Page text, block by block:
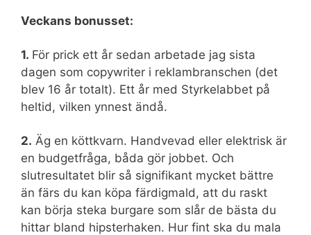
Veckans bonusset:
1. För prick ett år sedan arbetade jag sista
dagen som copywriter i reklambranschen (det
blev 16 år totalt). Ett år med Styrkelabbet på
heltid, vilken ynnest ändå.
2. Äg en köttkvarn. Handvevad eller elektrisk är
en budgetfråga, båda gör jobbet. Och
slutresultatet blir så signifikant mycket bättre
än färs du kan köpa färdigmald, att du raskt
kan börja steka burgare som slår de bästa du
hittar bland hipsterhaken. Hur fint ska du mala